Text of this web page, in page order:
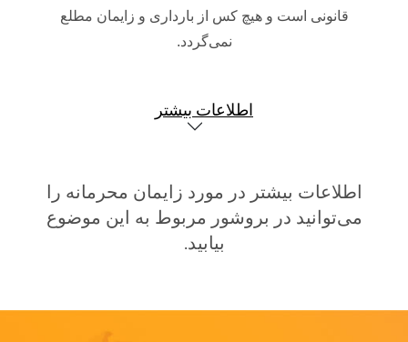
قانونی است و هیچ کس از بارداری و زایمان مطلع
نمی‌گردد.
اطلاعات بیشتر
اطلاعات بیشتر در مورد زایمان محرمانه را
می‌توانید در بروشور مربوط به این موضوع
بیابید.